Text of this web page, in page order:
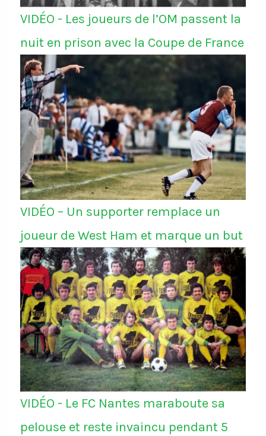
VIDÉO - Les joueurs de l’OM passent la
nuit en prison avec la Coupe de France
VIDÉO – Un supporter remplace un
joueur de West Ham et marque un but
VIDÉO - Le FC Nantes maraboute sa
pelouse et reste invaincu pendant 5